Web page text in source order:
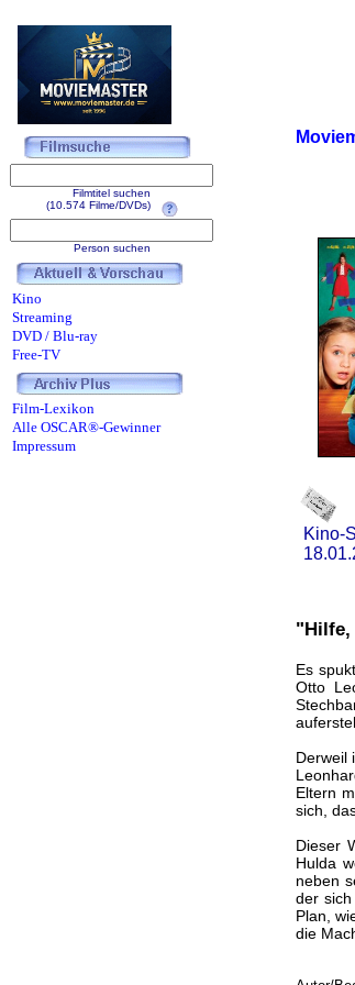
Kino-
"Hilfe,
Es
Otto
Derweil
Eltern
sich,
Dieser
Hulda
neben
der
Plan,
die
Filmtitel suchen
(10.574 Filme/DVDs)
Person suchen
Kino
Streaming
DVD / Blu-ray
Free-TV
Film-Lexikon
Alle OSCAR®-Gewinner
Impressum